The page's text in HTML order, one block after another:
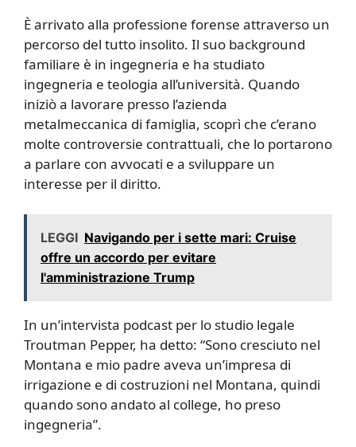
È arrivato alla professione forense attraverso un
percorso del tutto insolito. Il suo background
familiare è in ingegneria e ha studiato
ingegneria e teologia all’università. Quando
iniziò a lavorare presso l’azienda
metalmeccanica di famiglia, scoprì che c’erano
molte controversie contrattuali, che lo portarono
a parlare con avvocati e a sviluppare un
interesse per il diritto.
LEGGI Navigando per i sette mari: Cruise
offre un accordo per evitare
l'amministrazione Trump
In un’intervista podcast per lo studio legale
Troutman Pepper, ha detto: “Sono cresciuto nel
Montana e mio padre aveva un’impresa di
irrigazione e di costruzioni nel Montana, quindi
quando sono andato al college, ho preso
ingegneria”.